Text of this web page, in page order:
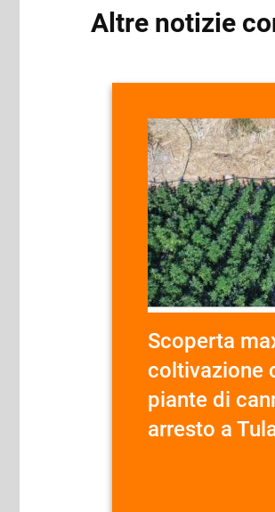
Altre notizie
Scoperta
coltivazione
piante di
arresto a